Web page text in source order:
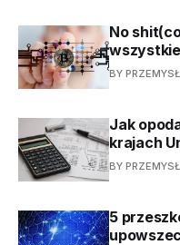
No
BY
Jak
krajach
BY
5